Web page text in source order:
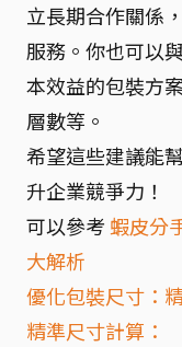
立長期合作關係
服務。你也可以
本效益的包裝方
層數等。
希望這些建議能
升企業競爭力！
可以參考 蝦皮分
大解析
優化包裝尺寸：
精準尺寸計算：